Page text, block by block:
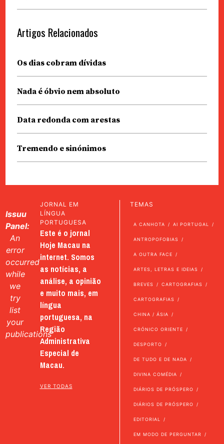
Artigos Relacionados
Os dias cobram dívidas
Nada é óbvio nem absoluto
Data redonda com arestas
Tremendo e sinónimos
Issuu
Panel:
An
error
occurred
while
we
try
list
your
publications
JORNAL EM
LÍNGUA
PORTUGUESA
Este é o jornal
Hoje Macau na
internet. Somos
as notícias, a
análise, a opinião
e muito mais, em
língua
portuguesa, na
Região
Administrativa
Especial de
Macau.
VER TODAS
TEMAS
A CANHOTA AI PORTUGAL
ANTROPOFOBIAS
A OUTRA FACE
ARTES, LETRAS E IDEIAS
BREVES CARTOGRAFIAS
CARTOGRAFIAS
CHINA / ÁSIA
CRÓNICO ORIENTE
DESPORTO
DE TUDO E DE NADA
DIVINA COMÉDIA
DIÁRIOS DE PRÓSPERO
DIÁRIOS DE PRÓSPERO
EDITORIAL
EM MODO DE PERGUNTAR